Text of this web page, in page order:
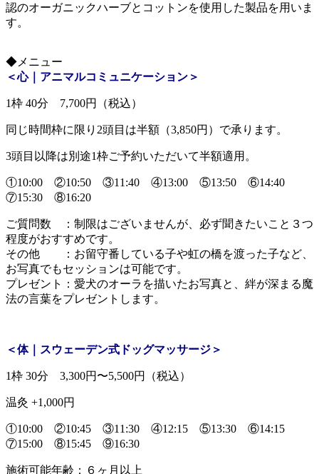
認のオーガニックハーブとコットンを使用した製品を用いま
す。
◆メニュー
＜心｜アニマルコミュニケーション＞
1枠 40分 7,700円（税込）
同じ時間枠に限り2頭目は半額（3,850円）で承ります。
3頭目以降は別途1枠ご予約いただいて半額適用。
①10:00 ②10:50 ③11:40 ④13:00 ⑤13:50 ⑥14:40
⑦15:30 ⑧16:20
ご質問数 ：制限はございませんが、必ず聞きたいこと３つ
程度がおすすめです。
その他 ：お留守番している子や虹の橋を渡った子など、
お写真でもセッションは可能です。
プレゼント：愛犬のオーラを描いたお写真と、絆が深まる魔
法の言葉をプレゼントします。
＜体｜スウェーデン式ドッグマッサージ＞
1枠 30分 3,300円〜5,500円（税込）
温灸 +1,000円
①10:00 ②10:45 ③11:30 ④12:15 ⑤13:30 ⑥14:15
⑦15:00 ⑧15:45 ⑨16:30
施術可能年齢：６ヶ月以上